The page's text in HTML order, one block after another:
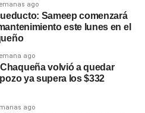
ago
Sameep comenzará
este lunes en el
ago
volvió a quedar
ya supera los $332
ago